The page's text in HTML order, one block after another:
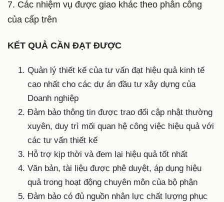
7. Các nhiệm vụ được giao khác theo phân công
của cấp trên
KẾT QUẢ CẦN ĐẠT ĐƯỢC
Quản lý thiết kế của tư vấn đạt hiệu quả kinh tế
cao nhất cho các dự án đầu tư xây dựng của
Doanh nghiệp
Đảm bảo thông tin được trao đổi cập nhật thường
xuyên, duy trì mối quan hệ công việc hiệu quả với
các tư vấn thiết kế
Hỗ trợ kịp thời và đem lại hiệu quả tốt nhất
Văn bản, tài liệu được phê duyệt, áp dụng hiệu
quả trong hoạt động chuyên môn của bộ phận
Đảm bảo có đủ nguồn nhân lực chất lượng phục